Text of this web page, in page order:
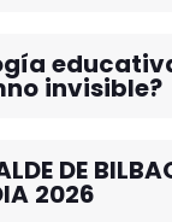
invisible?
DE
2026